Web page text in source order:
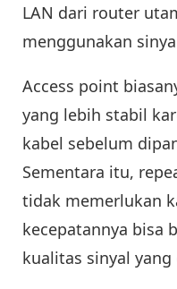
LAN dari router
menggunakan
Access point
yang lebih stabil
kabel sebelum
Sementara itu,
tidak memerlukan
kecepatannya bisa
kualitas sinyal